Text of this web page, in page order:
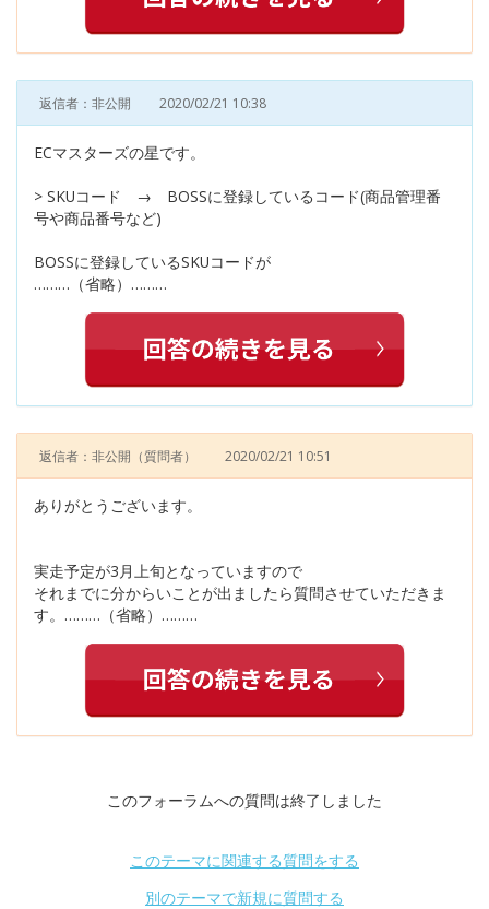
返信者：非公開 2020/02/21 10:38
ECマスターズの星です。
> SKUコード → BOSSに登録しているコード(商品管理番
号や商品番号など)
BOSSに登録しているSKUコードが
………（省略）………
返信者：非公開 （質問者） 2020/02/21 10:51
ありがとうございます。
実走予定が3月上旬となっていますので
それまでに分からいことが出ましたら質問させていただきま
す。………（省略）………
このフォーラムへの質問は終了しました
このテーマに関連する質問をする
別のテーマで新規に質問する